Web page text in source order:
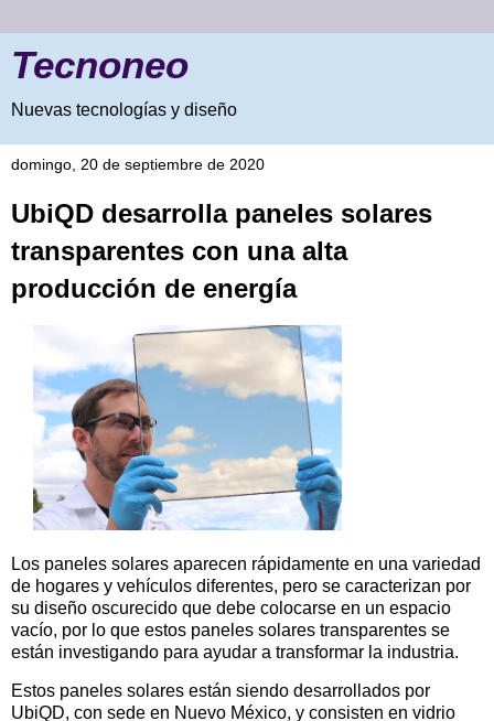
Tecnoneo
Nuevas tecnologías y diseño
domingo, 20 de septiembre de 2020
UbiQD desarrolla paneles solares
transparentes con una alta
producción de energía
Los paneles solares aparecen rápidamente en una variedad
de hogares y vehículos diferentes, pero se caracterizan por
su diseño oscurecido que debe colocarse en un espacio
vacío, por lo que estos paneles solares transparentes se
están investigando para ayudar a transformar la industria.
Estos paneles solares están siendo desarrollados por
UbiQD, con sede en Nuevo México, y consisten en vidrio